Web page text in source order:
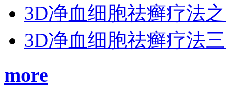
3D净血细胞祛癣疗法
3D净血细胞祛癣疗法
more